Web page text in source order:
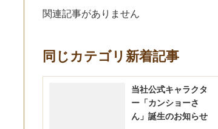
関連記事がありません
同じカテゴリ新着記事
当社公式キャラクタ
ー「カンショーさ
ん」誕生のお知らせ